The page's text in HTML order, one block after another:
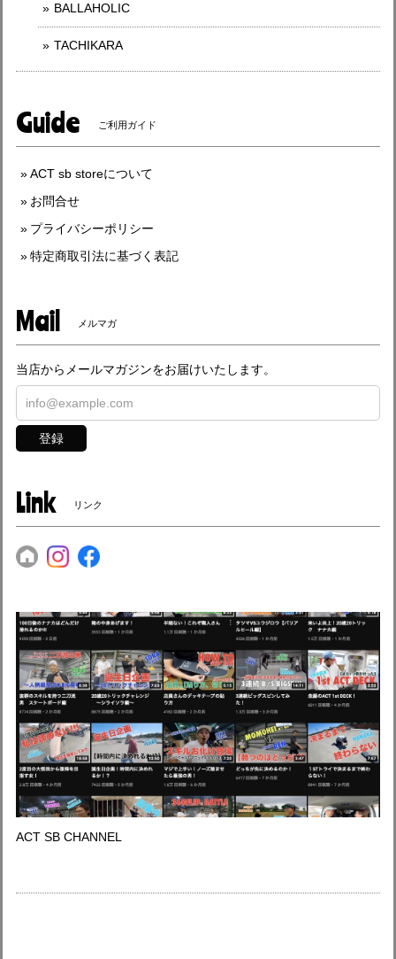
BALLAHOLIC
TACHIKARA
Guide ご利用ガイド
ACT sb storeについて
お問合せ
プライバシーポリシー
特定商取引法に基づく表記
Mail メルマガ
当店からメールマガジンをお届けいたします。
登録
Link リンク
ACT SB CHANNEL